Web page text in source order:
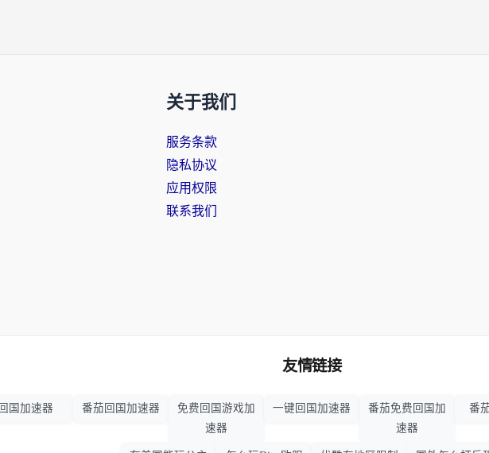
关于我们
服务条款
隐私协议
应用权限
联系我们
友情链接
回国加速器 番茄回国加速器
免费回国游戏加
速器
一键回国加速器
番茄免费回国加
速器
番